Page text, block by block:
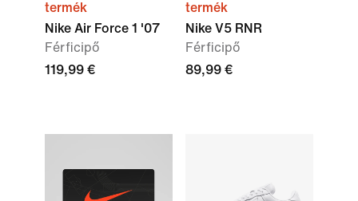
termék
Nike Air Force 1 '07
Férficipő
119,99 €
termék
Nike V5 RNR
Férficipő
89,99 €